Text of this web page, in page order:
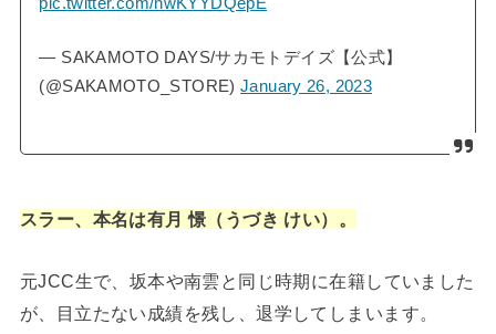
— SAKAMOTO DAYS/サカモトデイズ【公式】
(@SAKAMOTO_STORE)January 26, 2023
スラー、本名は有月 憬（うづき けい）。
元JCC生で、坂本や南雲と同じ時期に在籍していました
が、目立たない成績を残し、退学してしまいます。